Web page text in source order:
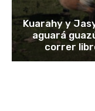
Kuarahy y
aguará
correr